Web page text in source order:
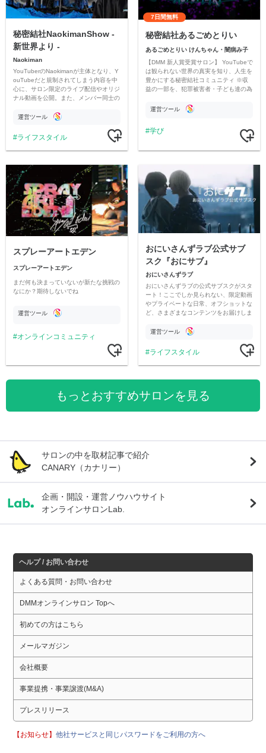
秘密結社NaokimanShow -
新世界より -
Naokiman
YouTuberのNaokimanが主体となり、Y
ouTubeだと規制されてしまう内容を中
心に、サロン限定のライブ配信やオリジ
ナル動画を公開。また、メンバー同士の
ただいています。
運営ツール
ライフスタイル
7日間無料
秘密結社あるごめとりい
あるごめとりい けんちゃん・闇病み子
【DMM 新人賞受賞サロン】 YouTubeで
は観られない世界の真実を知り、人生を
豊かにする秘密結社コミュニティ ※収
益の一部を、犯罪被害者・子ども達の為
す運営ツール
学び
スプレーアートエデン
スプレーアートエデン
まだ何も決まっていないが新たな挑戦の
なにか？期待しないでね
運営ツール
オンラインコミュニティ
おにいさんずラブ公式サブ
スク『おにサブ』
おにいさんずラブ
おにいさんずラブの公式サブスクがスタ
ート！ここでしか見られない、限定動画
やプライベートな日常、オフショットな
ど、さまざまなコンテンツをお届けしま
運営ツール
ライフスタイル
もっとおすすめサロンを見る
サロンの中を取材記事で紹介
CANARY（カナリー）
企画・開設・運営ノウハウサイト
オンラインサロンLab.
ヘルプ / お問い合わせ
よくある質問・お問い合わせ
DMMオンラインサロン Topへ
初めての方はこちら
メールマガジン
会社概要
事業提携・事業譲渡(M&A)
プレスリリース
【お知らせ】他社サービスと同じパスワードをご利用の方へ